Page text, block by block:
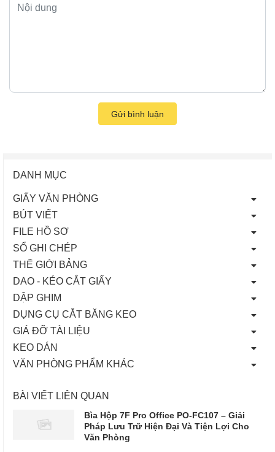
Gửi bình luận
DANH MỤC
GIẤY VĂN PHÒNG
BÚT VIẾT
FILE HỒ SƠ
SỔ GHI CHÉP
THẾ GIỚI BẢNG
DAO - KÉO CẮT GIẤY
DẬP GHIM
DỤNG CỤ CẮT BĂNG KEO
GIÁ ĐỠ TÀI LIỆU
KEO DÁN
VĂN PHÒNG PHẨM KHÁC
BÀI VIẾT LIÊN QUAN
Bìa Hộp 7F Pro Office PO-FC107 – Giải
Pháp Lưu Trữ Hiện Đại Và Tiện Lợi Cho
Văn Phòng